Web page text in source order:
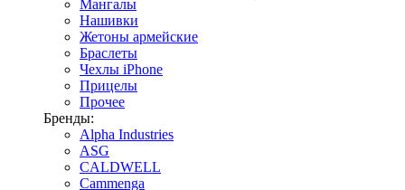
Мангалы
Нашивки
Жетоны армейские
Браслеты
Чехлы iPhone
Прицелы
Прочее
Бренды:
Alpha Industries
ASG
CALDWELL
Cammenga